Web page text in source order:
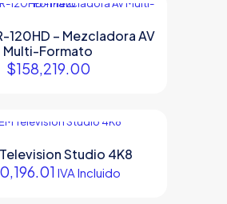
120HD – Mezcladora AV
Multi-Formato
$158,219.00
Television Studio 4K8
IVA Incluido